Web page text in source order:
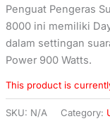
Penguat Pengeras
8000 ini memiliki
dalam settingan
Power 900 Watts.
This product is
SKU: N/A Category: